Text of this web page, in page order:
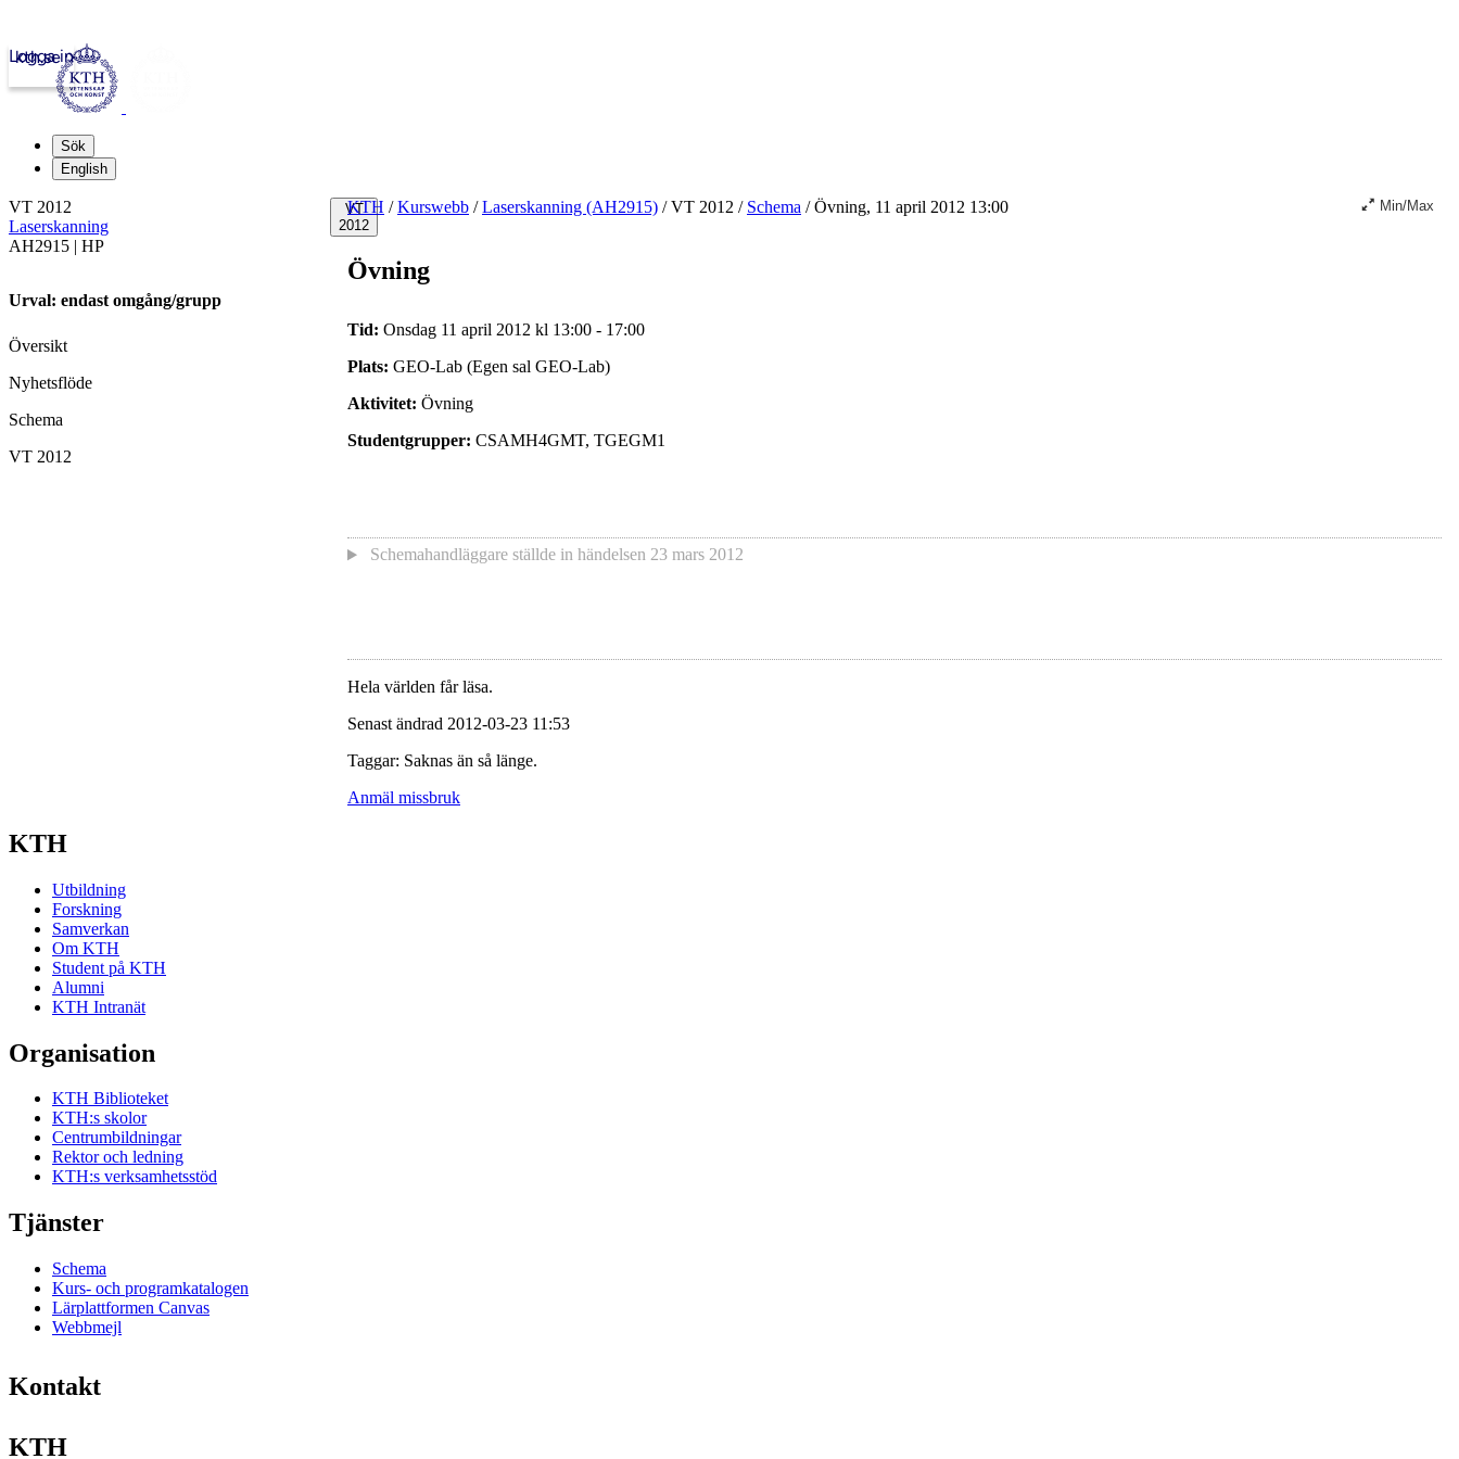
kth.se
Logga in
Sök
English
VT
2012
KTH / Kurswebb / Laserskanning (AH2915) /VT 2012 / Schema /Övning, 11 april 2012 13:00 Min/Max
Övning
Tid: Onsdag 11 april 2012 kl 13:00 - 17:00
Plats: GEO-Lab (Egen sal GEO-Lab)
Aktivitet: Övning
Studentgrupper: CSAMH4GMT, TGEGM1
Schemahandläggare ställde in händelsen 23 mars 2012
Hela världen får läsa.
Senast ändrad 2012-03-23 11:53
Taggar: Saknas än så länge.
Anmäl missbruk
VT 2012
Laserskanning
AH2915 | HP
Urval: endast omgång/grupp
Översikt
Nyhetsflöde
Schema
VT 2012
KTH
Utbildning
Forskning
Samverkan
Om KTH
Student på KTH
Alumni
KTH Intranät
Organisation
KTH Biblioteket
KTH:s skolor
Centrumbildningar
Rektor och ledning
KTH:s verksamhetsstöd
Tjänster
Schema
Kurs- och programkatalogen
Lärplattformen Canvas
Webbmejl
Kontakt
KTH